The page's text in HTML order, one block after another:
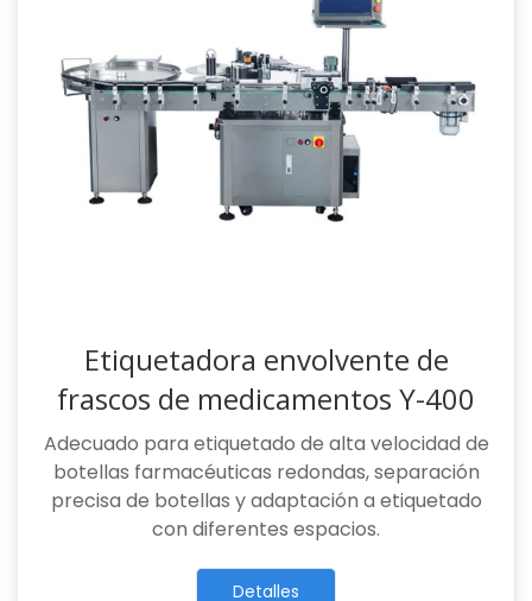
Etiquetadora envolvente de
frascos de medicamentos Y-400
Adecuado para etiquetado de alta velocidad de
botellas farmacéuticas redondas, separación
precisa de botellas y adaptación a etiquetado
con diferentes espacios.
Detalles